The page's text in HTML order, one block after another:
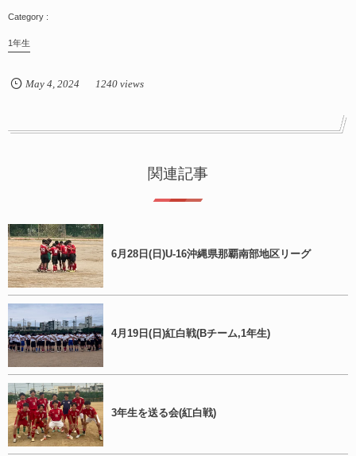
1年生
May 4, 2024 1240 views
関連記事
6月28日(日)U-16沖縄県那覇南部地区リーグ
4月19日(日)紅白戦(Bチーム,1年生)
3年生を送る会(紅白戦)